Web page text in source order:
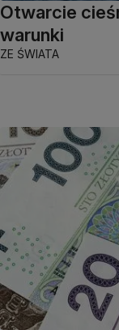
Otwarcie
warunki
ZE ŚWIATA